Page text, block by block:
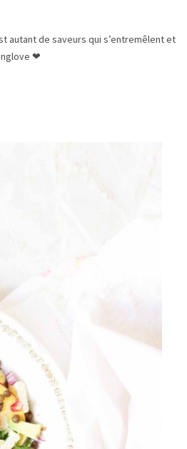
autant de saveurs qui s’entremêlent et
❤